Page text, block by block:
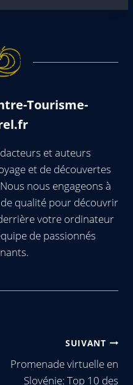
Tourisme-
et auteurs
et de découvertes
nous engageons à
qualité pour découvrir
votre ordinateur
de passionnés
SUIVANT
Promenade virtuelle en
Slovénie: Top 10 des